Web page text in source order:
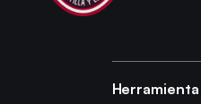
Herramienta